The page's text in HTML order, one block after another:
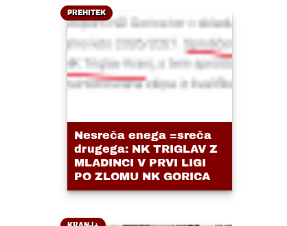
PREHITEK
Nesreča enega =sreča
drugega: NK TRIGLAV Z
MLADINCI V PRVI LIGI
PO ZLOMU NK GORICA